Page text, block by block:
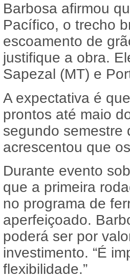
Barbosa afirmou
Pacífico, o trecho
escoamento de
justifique a obra.
Sapezal (MT) e
A expectativa é
prontos até maio
segundo semestre
acrescentou que
Durante evento
que a primeira
no programa de
aperfeiçoado.
poderá ser por
investimento. “É
flexibilidade.”